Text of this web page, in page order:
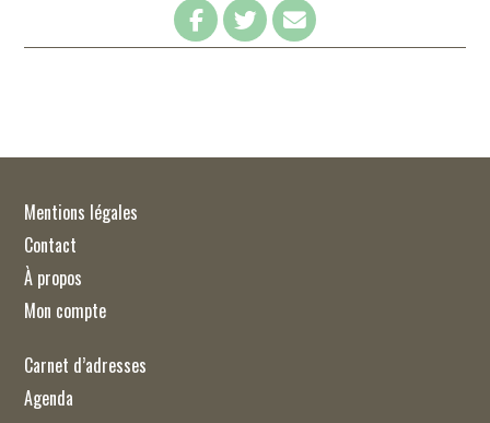
Mentions légales
Contact
À propos
Mon compte
Carnet d’adresses
Agenda